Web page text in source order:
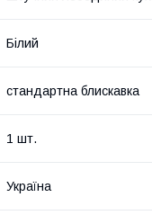
Білий
стандартна блискавка
1 шт.
Україна